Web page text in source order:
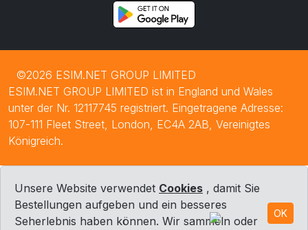
©2026 ESIM.NET GROUP LIMITED
ESIM.NET GROUP LIMITED ist in England und Wales
unter der Nr. 12117745 registriert. Eingetragene Adresse:
107-111 Fleet Street, London, EC4A 2AB, Vereinigtes
Königreich.
Unsere Website verwendet Cookies , damit Sie
Bestellungen aufgeben und ein besseres
Seherlebnis haben können. Wir sammeln oder
OK